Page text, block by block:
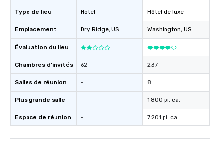
Type de lieu
Emplacement
Évaluation du lieu
Chambres d'invités
Salles de réunion
Plus grande salle
Espace de réunion
Hotel
Dry Ridge, US
62
-
-
-
Hôtel de luxe
Washington, US
237
8
1 800 pi. ca.
7 201 pi. ca.